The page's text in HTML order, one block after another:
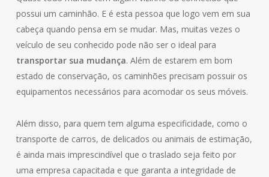
possui um caminhão. E é esta pessoa que logo vem em sua
cabeça quando pensa em se mudar. Mas, muitas vezes o
veículo de seu conhecido pode não ser o ideal para
transportar sua mudança. Além de estarem em bom
estado de conservação, os caminhões precisam possuir os
equipamentos necessários para acomodar os seus móveis.
Além disso, para quem tem alguma especificidade, como o
transporte de carros, de delicados ou animais de estimação,
é ainda mais imprescindível que o traslado seja feito por
uma empresa capacitada e que garanta a integridade de